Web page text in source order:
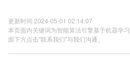
更新时间 2024-05-01 02:14:07
本页面内关键词为智能算法引擎基于机器学
面下方点击"联系我们"与我们沟通。